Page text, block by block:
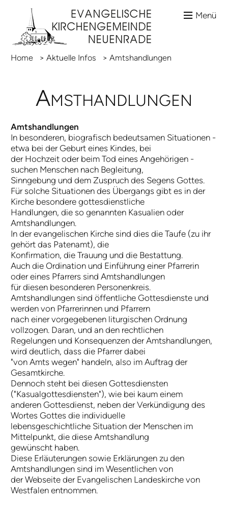
Menü
Home > Aktuelle Infos > Amtshandlungen
Amsthandlungen
Amtshandlungen
In besonderen, biografisch bedeutsamen Situationen -
etwa bei der Geburt eines Kindes, bei
der Hochzeit oder beim Tod eines Angehörigen -
suchen Menschen nach Begleitung,
Sinngebung und dem Zuspruch des Segens Gottes.
Für solche Situationen des Übergangs gibt es in der
Kirche besondere gottesdienstliche
Handlungen, die so genannten Kasualien oder
Amtshandlungen.
In der evangelischen Kirche sind dies die Taufe (zu ihr
gehört das Patenamt), die
Konfirmation, die Trauung und die Bestattung.
Auch die Ordination und Einführung einer Pfarrerin
oder eines Pfarrers sind Amtshandlungen
für diesen besonderen Personenkreis.
Amtshandlungen sind öffentliche Gottesdienste und
werden von Pfarrerinnen und Pfarrern
nach einer vorgegebenen liturgischen Ordnung
vollzogen. Daran, und an den rechtlichen
Regelungen und Konsequenzen der Amtshandlungen,
wird deutlich, dass die Pfarrer dabei
"von Amts wegen" handeln, also im Auftrag der
Gesamtkirche.
Dennoch steht bei diesen Gottesdiensten
("Kasualgottesdiensten"), wie bei kaum einem
anderen Gottesdienst, neben der Verkündigung des
Wortes Gottes die individuelle
lebensgeschichtliche Situation der Menschen im
Mittelpunkt, die diese Amtshandlung
gewünscht haben.
Diese Erläuterungen sowie Erklärungen zu den
Amtshandlungen sind im Wesentlichen von
der Webseite der Evangelischen Landeskirche von
Westfalen entnommen.